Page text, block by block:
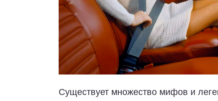
Существует множество мифов и